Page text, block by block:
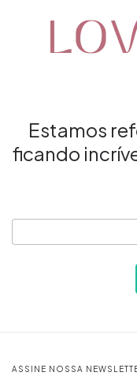
Estamos
ficando
ASSINE NOSSA